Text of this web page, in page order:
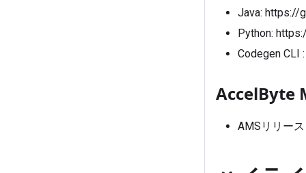
Java: https://
Python:
Codegen CLI
AccelByte
AMSリリー